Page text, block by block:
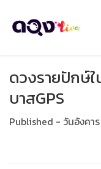
ดวงรายปักษ์
บาสGPS
Published - วันอังคา